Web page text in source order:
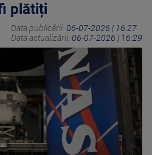
plătiți
Data publicării: 06-07-2026 | 16:27
Data actualizării: 06-07-2026 | 16:29